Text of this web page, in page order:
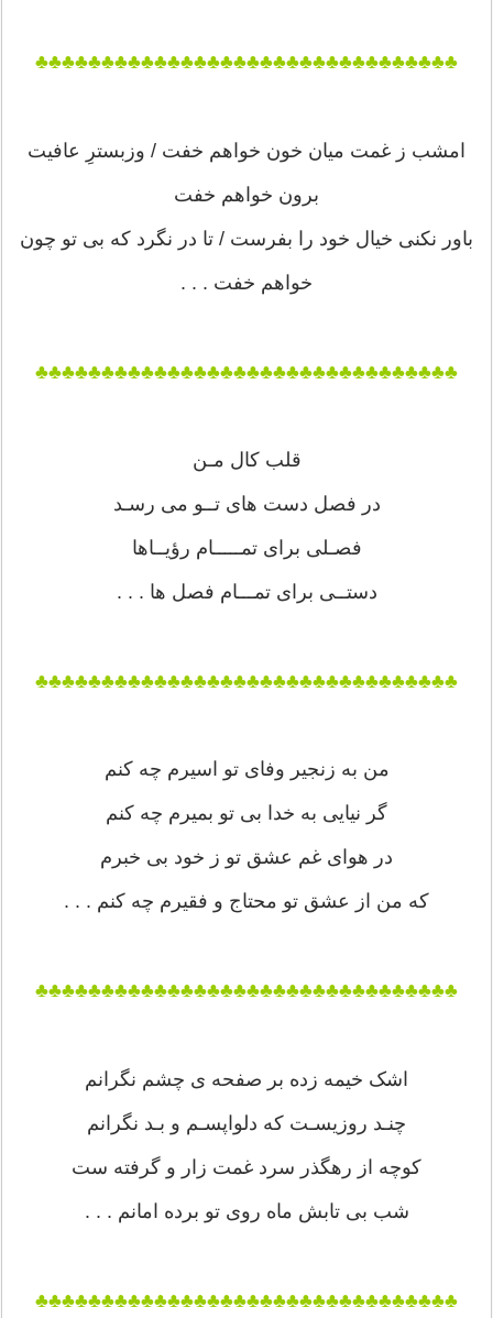
♣♣♣♣♣♣♣♣♣♣♣♣♣♣♣♣♣♣♣♣♣♣♣♣♣♣♣♣♣♣♣♣
امشب ز غمت میان خون خواهم خفت / وزبسترِ عافیت
برون خواهم خفت
باور نکنی خیال خود را بفرست / تا در نگرد که بی تو چون
خواهم خفت . . .
♣♣♣♣♣♣♣♣♣♣♣♣♣♣♣♣♣♣♣♣♣♣♣♣♣♣♣♣♣♣♣♣
قلب کال مـن
در فصل دست های تــو می رسـد
فصـلی برای تمـــــام رؤیــاها
دستــی برای تمـــام فصل ها . . .
♣♣♣♣♣♣♣♣♣♣♣♣♣♣♣♣♣♣♣♣♣♣♣♣♣♣♣♣♣♣♣♣
من به زنجیر وفای تو اسیرم چه کنم
گر نیایی به خدا بی تو بمیرم چه کنم
در هوای غم عشق تو ز خود بی خبرم
که من از عشق تو محتاج و فقیرم چه کنم . . .
♣♣♣♣♣♣♣♣♣♣♣♣♣♣♣♣♣♣♣♣♣♣♣♣♣♣♣♣♣♣♣♣
اشک خیمه زده بر صفحه ی چشم نگرانم
چنـد روزیسـت که دلواپسـم و بـد نگرانم
کوچه از رهگذر سرد غمت زار و گرفته ست
شب بی تابش ماه روی تو برده امانم . . .
♣♣♣♣♣♣♣♣♣♣♣♣♣♣♣♣♣♣♣♣♣♣♣♣♣♣♣♣♣♣♣♣